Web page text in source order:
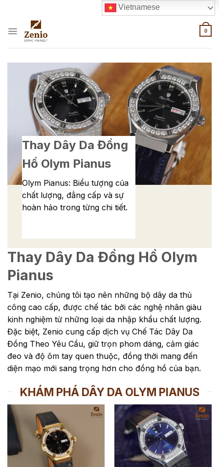
content
0
Thay Dây Da Đồng
Hồ Olym Pianus
Olym Pianus: Biểu tượng của
chất lượng, đẳng cấp và sự
hoàn hảo trong từng chi tiết.
Thay Dây Da Đồng Hồ Olym
Pianus
Tại Zenio, chúng tôi tạo nên những bộ dây da thủ
công cao cấp, được chế tác bởi các nghệ nhân giàu
kinh nghiệm từ những loại da nhập khẩu chất lượng.
Đặc biệt, Zenio cung cấp dịch vụ Chế Tác Dây Da
Đồng Theo Yêu Cầu, giữ trọn phom dáng, cảm giác
đeo và độ ôm tay quen thuộc, đồng thời mang đến
diện mạo mới sang trọng hơn cho đồng hồ của bạn.
KHÁM PHÁ DÂY DA OLYM PIANUS
Vietnamese